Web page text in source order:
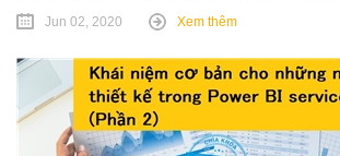
Jun 02, 2020 Xem thêm